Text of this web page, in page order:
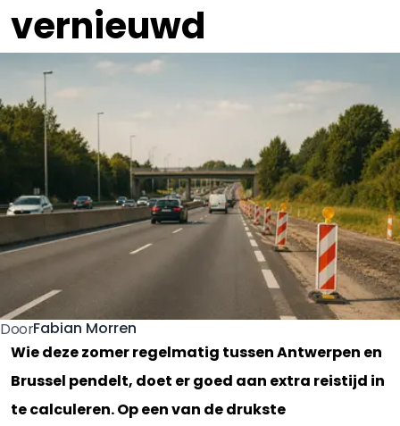
vernieuwd
DoorFabian Morren
Wie deze zomer regelmatig tussen Antwerpen en
Brussel pendelt, doet er goed aan extra reistijd in
te calculeren. Op een van de drukste